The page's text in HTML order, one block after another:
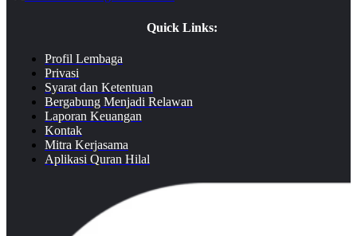
Quick Links:
Profil Lembaga
Privasi
Syarat dan Ketentuan
Bergabung Menjadi Relawan
Laporan Keuangan
Kontak
Mitra Kerjasama
Aplikasi Quran Hilal